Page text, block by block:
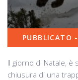
PUBBLICATO
Il giorno di Natale, è
chiusura di una